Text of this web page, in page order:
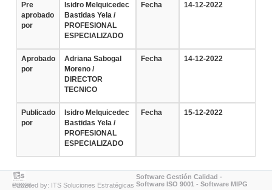
Pre
aprobado
por
Isidro Melquicedec
Bastidas Yela /
PROFESIONAL
ESPECIALIZADO
Fecha 14-12-2022
Aprobado
por
Adriana Sabogal
Moreno /
DIRECTOR
TECNICO
Fecha 14-12-2022
Publicado
por
Isidro Melquicedec
Bastidas Yela /
PROFESIONAL
ESPECIALIZADO
Fecha 15-12-2022
Powered by: ITS Soluciones Estratégicas ©2026
Software Gestión Calidad -
Software ISO 9001 - Software MIPG